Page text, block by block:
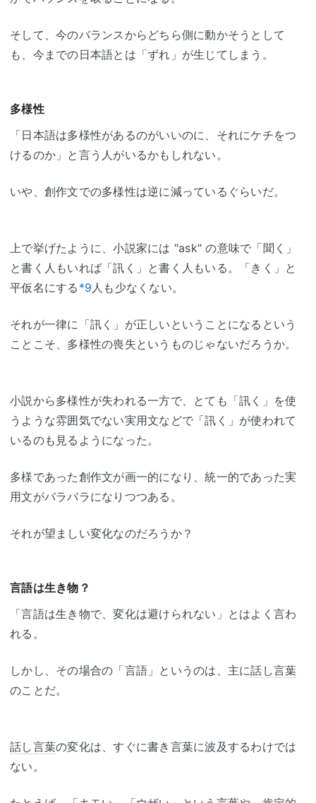
そして、今のバランスからどちら側に動かそうとして
も、今までの日本語とは「ずれ」が生じてしまう。
多様性
「日本語は多様性があるのがいいのに、それにケチをつ
けるのか」と言う人がいるかもしれない。
いや、創作文での多様性は逆に減っているぐらいだ。
上で挙げたように、小説家には "ask" の意味で「聞く」
と書く人もいれば「訊く」と書く人もいる。「きく」と
平仮名にする *9人も少なくない。
それが一律に「訊く」が正しいということになるという
ことこそ、多様性の喪失というものじゃないだろうか。
小説から多様性が失われる一方で、とても「訊く」を使
うような雰囲気でない実用文などで「訊く」が使われて
いるのも見るようになった。
多様であった創作文が画一的になり、統一的であった実
用文がバラバラになりつつある。
それが望ましい変化なのだろうか？
言語は生き物？
「言語は生き物で、変化は避けられない」とはよく言わ
れる。
しかし、その場合の「言語」というのは、主に話し言葉
のことだ。
話し言葉の変化は、すぐに書き言葉に波及するわけでは
ない。